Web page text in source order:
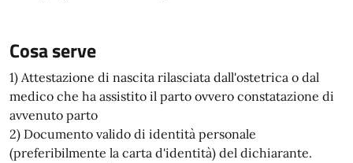
Cosa serve
1) Attestazione di nascita rilasciata dall'ostetrica o dal
medico che ha assistito il parto ovvero constatazione di
avvenuto parto
2) Documento valido di identità personale
(preferibilmente la carta d'identità) del dichiarante.